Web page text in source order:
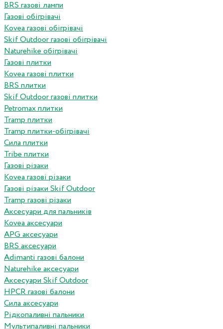
BRS газові лампи
Газові обігрівачі
Kovea газові обігрівачі
Skif Outdoor газові обігрівачі
Naturehike обігрівачі
Газові плитки
Kovea газові плитки
BRS плитки
Skif Outdoor газові плитки
Petromax плитки
Tramp плитки
Tramp плитки-обігрівачі
Сила плитки
Tribe плитки
Газові різаки
Kovea газові різаки
Газові різаки Skif Outdoor
Tramp газові різаки
Аксесуари для пальників
Kovea аксесуари
APG аксесуари
BRS аксесуари
Adimanti газові балони
Naturehike аксесуари
Аксесуари Skif Outdoor
HPCR газові балони
Сила аксесуари
Рідкопаливні пальники
Мультипаливні пальники